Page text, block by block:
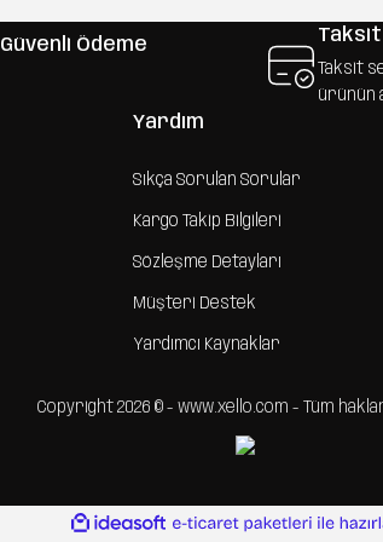
Güvenli Ödeme
Taksit
ürünün
Yardım
Sıkça Sorulan Sorular
Kargo Takip Bilgileri
Sözleşme Detayları
Müşteri Destek
Yardımcı Kaynaklar
Copyright 2026 © - www.xello.com - Tüm
ideasoft
e-